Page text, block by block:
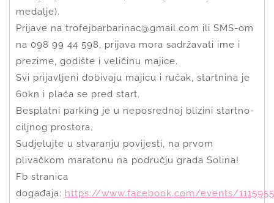
medalje).
Prijave na trofejbarbarinac@gmail.com ili SMS-om
na 098 99 44 598, prijava mora sadržavati ime i
prezime, godište i veličinu majice.
Svi prijavljeni dobivaju majicu i ručak, startnina je
60kn i plaća se pred start.
Besplatni parking je u neposrednoj blizini startno-
ciljnog prostora.
Sudjelujte u stvaranju povijesti, na prvom
plivačkom maratonu na području grada Solina!
Fb stranica
događaja: https://www.facebook.com/events/